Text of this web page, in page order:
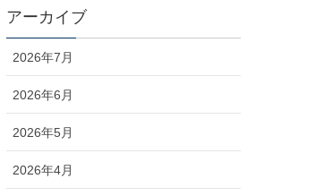
アーカイブ
2026年7月
2026年6月
2026年5月
2026年4月